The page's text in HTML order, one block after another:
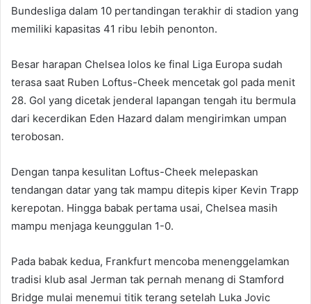
Bundesliga dalam 10 pertandingan terakhir di stadion yang
memiliki kapasitas 41 ribu lebih penonton.
Besar harapan Chelsea lolos ke final Liga Europa sudah
terasa saat Ruben Loftus-Cheek mencetak gol pada menit
28. Gol yang dicetak jenderal lapangan tengah itu bermula
dari kecerdikan Eden Hazard dalam mengirimkan umpan
terobosan.
Dengan tanpa kesulitan Loftus-Cheek melepaskan
tendangan datar yang tak mampu ditepis kiper Kevin Trapp
kerepotan. Hingga babak pertama usai, Chelsea masih
mampu menjaga keunggulan 1-0.
Pada babak kedua, Frankfurt mencoba menenggelamkan
tradisi klub asal Jerman tak pernah menang di Stamford
Bridge mulai menemui titik terang setelah Luka Jovic